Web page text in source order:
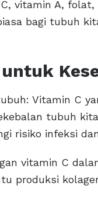
vitamin A,
bagi tubuh
Vitamin C
tubuh
risiko infeksi
vitamin C
produksi